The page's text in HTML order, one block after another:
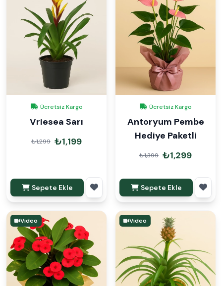
Ücretsiz Kargo
Vriesea Sarı
₺1,299 ₺1,199
Sepete Ekle
Ücretsiz Kargo
Antoryum Pembe
Hediye Paketli
₺1,399 ₺1,299
Sepete Ekle
Video Video